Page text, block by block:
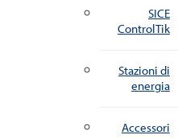
SICE
ControlTik
Stazioni di
energia
Accessori